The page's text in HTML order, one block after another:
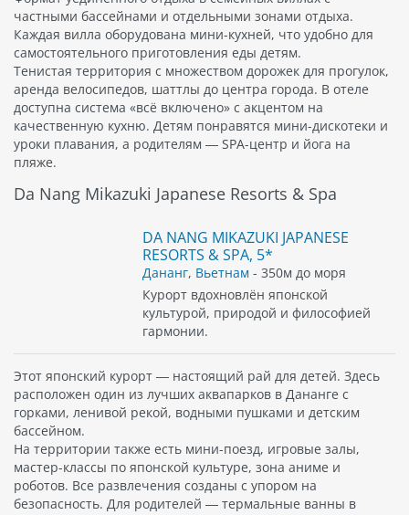
частными бассейнами и отдельными зонами отдыха.
Каждая вилла оборудована мини-кухней, что удобно для
самостоятельного приготовления еды детям.
Тенистая территория с множеством дорожек для прогулок,
аренда велосипедов, шаттлы до центра города. В отеле
доступна система «всё включено» с акцентом на
качественную кухню. Детям понравятся мини-дискотеки и
уроки плавания, а родителям — SPA-центр и йога на
пляже.
Da Nang Mikazuki Japanese Resorts & Spa
DA NANG MIKAZUKI JAPANESE
RESORTS & SPA, 5*
Дананг, Вьетнам - 350м до моря
Курорт вдохновлён японской
культурой, природой и философией
гармонии.
Этот японский курорт — настоящий рай для детей. Здесь
расположен один из лучших аквапарков в Дананге с
горками, ленивой рекой, водными пушками и детским
бассейном.
На территории также есть мини-поезд, игровые залы,
мастер-классы по японской культуре, зона аниме и
роботов. Все развлечения созданы с упором на
безопасность. Для родителей — термальные ванны в